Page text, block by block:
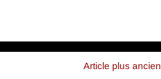
Article plus ancien